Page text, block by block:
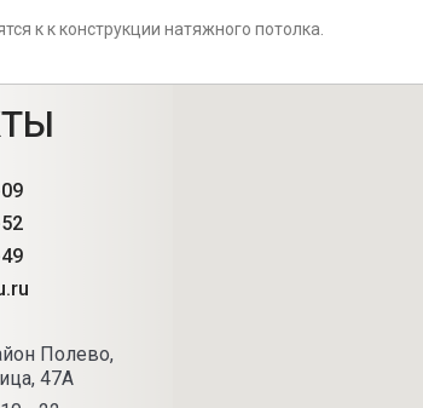
к к конструкции натяжного потолка.
Полево,
47А